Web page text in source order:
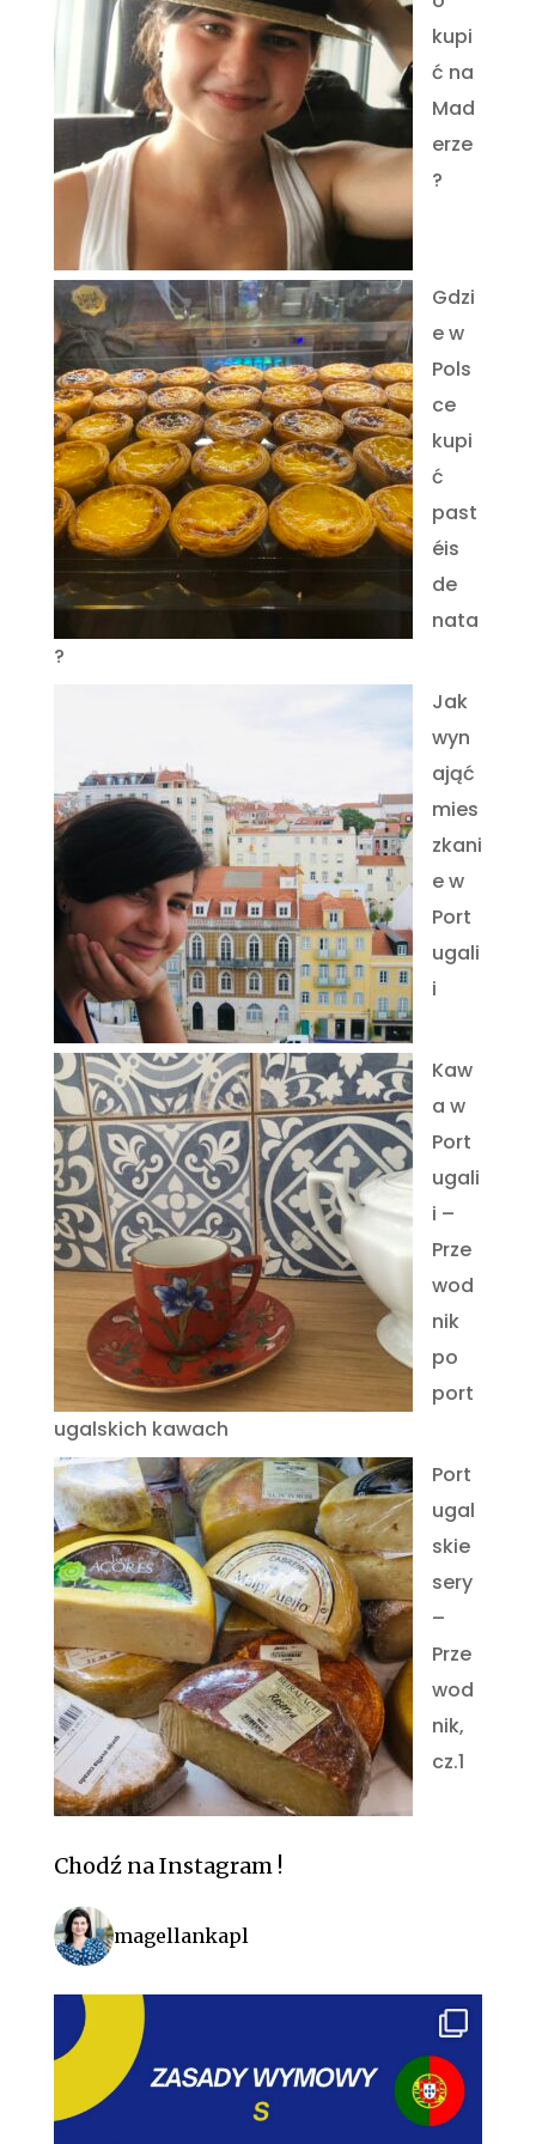
kupi
ć na
Mad
erze
?
Gdzi
e w
Pols
ce
kupi
ć
past
éis
de
nata
?
Jak
wyn
ająć
mies
zkani
e w
Port
ugali
i
Kaw
a w
Port
ugali
i –
Prze
wod
nik
po
port
ugalskich kawach
Port
ugal
skie
sery
–
Prze
wod
nik,
cz.1
Chodź na Instagram !
magellankapl